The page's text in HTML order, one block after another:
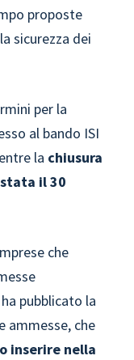
proposte
sicurezza dei
per la
al bando ISI
la chiusura
il 30
che
pubblicato la
ammesse, che
inserire nella